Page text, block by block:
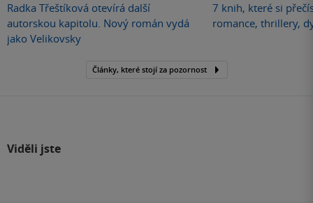
Radka Třeštíková otevírá další
autorskou kapitolu. Nový román vydá
jako Velikovsky
7 knih, které si
romance, thrillery,
Články, které stojí za pozornost
Viděli jste